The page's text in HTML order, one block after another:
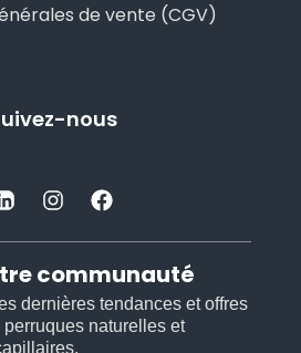
de vente (CGV)
nous
communauté
dernières tendances et offres
naturelles et